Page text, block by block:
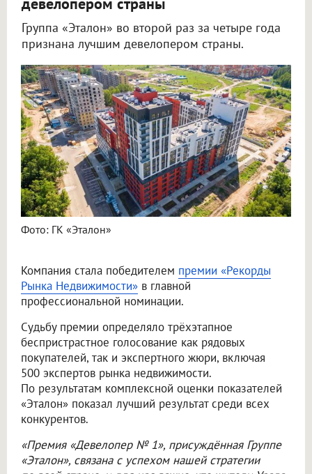
Группа «Эталон» во второй раз за четыре года
признана лучшим девелопером страны.
Фото: ГК «Эталон»
Компания стала победителем премии «Рекорды
Рынка Недвижимости» в главной
профессиональной номинации.
Судьбу премии определяло трёхэтапное
беспристрастное голосование как рядовых
покупателей, так и экспертного жюри, включая
500 экспертов рынка недвижимости.
По результатам комплексной оценки показателей
«Эталон» показал лучший результат среди всех
конкурентов.
«Премия «Девелопер № 1», присуждённая Группе
«Эталон», связана с успехом нашей стратегии